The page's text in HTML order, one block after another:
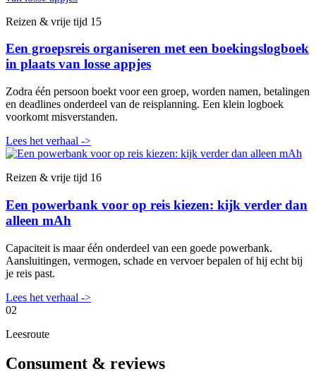
Reizen & vrije tijd 15
Een groepsreis organiseren met een boekingslogboek
in plaats van losse appjes
Zodra één persoon boekt voor een groep, worden namen, betalingen
en deadlines onderdeel van de reisplanning. Een klein logboek
voorkomt misverstanden.
Lees het verhaal ->
Reizen & vrije tijd 16
Een powerbank voor op reis kiezen: kijk verder dan
alleen mAh
Capaciteit is maar één onderdeel van een goede powerbank.
Aansluitingen, vermogen, schade en vervoer bepalen of hij echt bij
je reis past.
Lees het verhaal ->
02
Leesroute
Consument & reviews